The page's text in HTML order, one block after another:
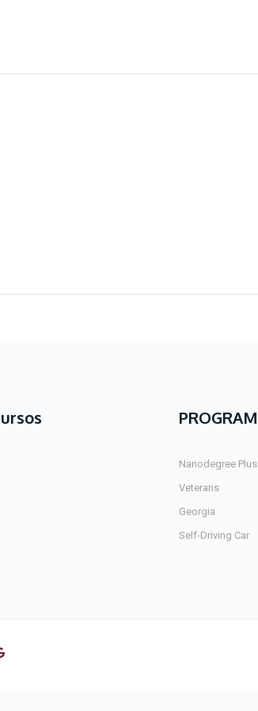
Nanodegree Plus
Veterans
Georgia
Self-Driving Car